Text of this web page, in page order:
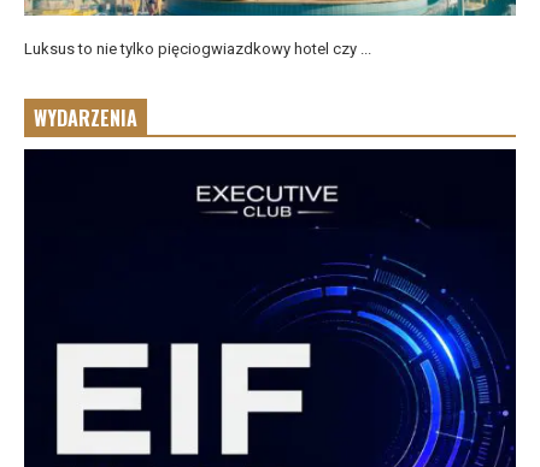
Luksus to nie tylko pięciogwiazdkowy hotel czy ...
WYDARZENIA